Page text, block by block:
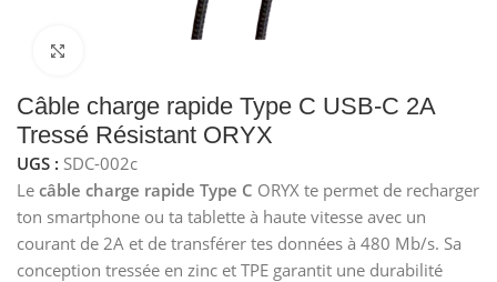
Câble charge rapide Type C USB-C 2A
Tressé Résistant ORYX
UGS : SDC-002c
Le câble charge rapide Type C ORYX te permet de recharger
ton smartphone ou ta tablette à haute vitesse avec un
courant de 2A et de transférer tes données à 480 Mb/s. Sa
conception tressée en zinc et TPE garantit une durabilité